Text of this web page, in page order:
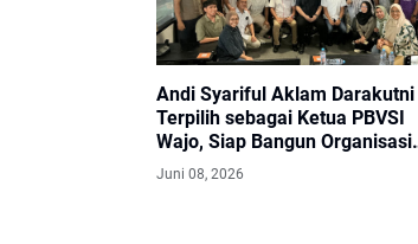
Andi Syariful Aklam Darakutni
Terpilih sebagai Ketua PBVSI
Wajo, Siap Bangun Organisasi
dan Cetak Prestasi
Juni 08, 2026